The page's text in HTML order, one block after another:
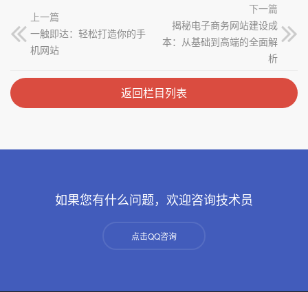
上一篇
一触即达：轻松打造你的手
机网站
下一篇
揭秘电子商务网站建设成
本：从基础到高端的全面解
析
返回栏目列表
如果您有什么问题，欢迎咨询技术员
点击QQ咨询